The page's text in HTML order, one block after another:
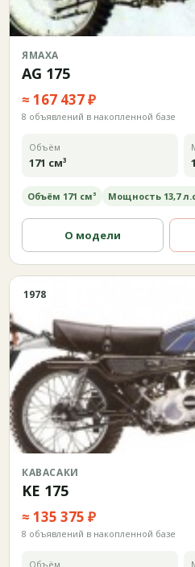
ЯМАХА
AG 175
≈ 167 437 ₽
8 объявлений в накопленной базе
Объём
171 см³
Объём 171 см³ Мощность 13,7
О модели
1978
КАВАСАКИ
KE 175
≈ 135 375 ₽
8 объявлений в накопленной базе
Объём